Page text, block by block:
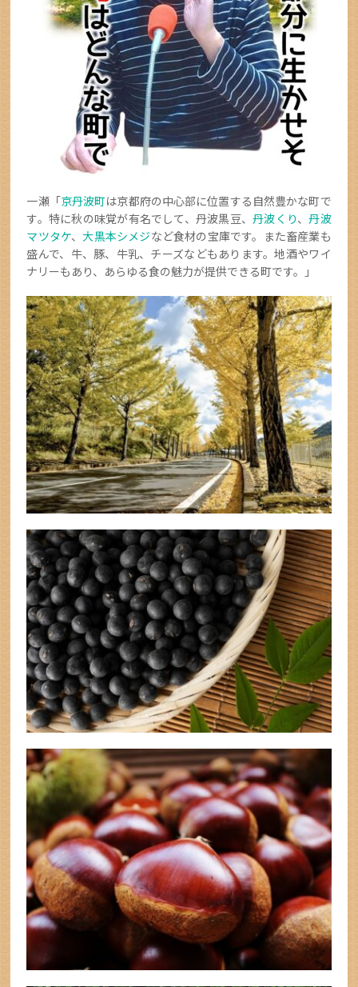
一瀬「京丹波町は京都府の中心部に位置する自然豊かな町で
す。特に秋の味覚が有名でして、丹波黒豆、丹波くり、丹波
マツタケ、大黒本シメジなど食材の宝庫です。また畜産業も
盛んで、牛、豚、牛乳、チーズなどもあります。地酒やワイ
ナリーもあり、あらゆる食の魅力が提供できる町です。」